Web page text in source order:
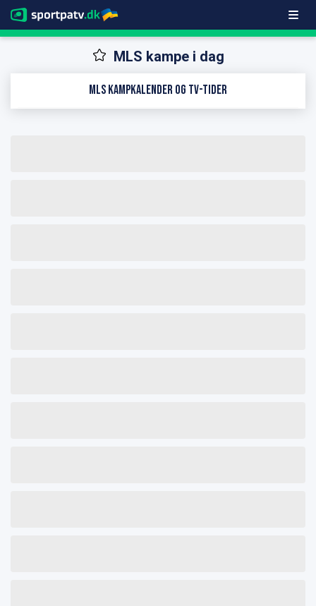
MLS kampe i dag
MLS kampkalender og TV-tider